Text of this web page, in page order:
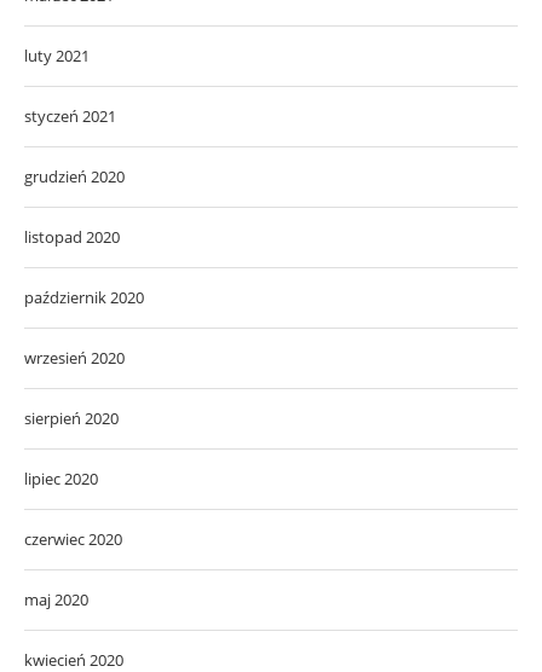
luty 2021
styczeń 2021
grudzień 2020
listopad 2020
październik 2020
wrzesień 2020
sierpień 2020
lipiec 2020
czerwiec 2020
maj 2020
kwiecień 2020